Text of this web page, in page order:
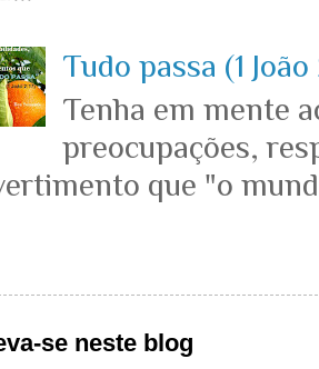
Tudo passa (1 João
Tenha em mente
preocupações,
que "o
se neste blog